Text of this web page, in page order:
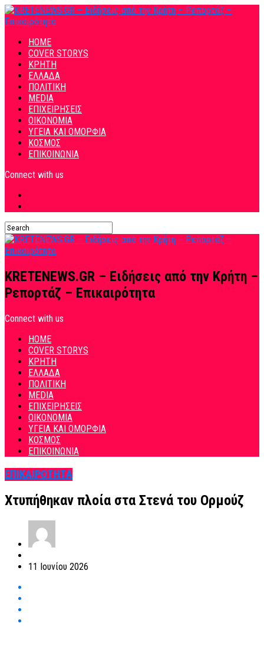
HOME
COVER STORYS
ΚΡΗΤΗ
ΕΛΛΑΔΑ
ΠΟΛΙΤΙΚΗ
MEDIA
ΕΠΙΧΕΙΡΗΣΕΙΣ
ΟΙΚΟΝΟΜΙΑ
ΥΓΕΙΑ ΚΑΙ ΟΜΟΡΦΙΑ
ΚΟΣΜΟΣ
ΕΠΙΚΟΙΝΩΝΙΑ
Connect with us
KRETENEWS.GR – Ειδήσεις από την Κρήτη –
Ρεπορτάζ – Επικαιρότητα
Connect with us
HOME
COVER STORYS
ΚΡΗΤΗ
ΕΛΛΑΔΑ
ΠΟΛΙΤΙΚΗ
MEDIA
ΕΠΙΧΕΙΡΗΣΕΙΣ
ΟΙΚΟΝΟΜΙΑ
ΥΓΕΙΑ ΚΑΙ ΟΜΟΡΦΙΑ
ΚΟΣΜΟΣ
ΕΠΙΚΟΙΝΩΝΙΑ
ΕΠΙΚΑΙΡΟΤΗΤΑ
Χτυπήθηκαν πλοία στα Στενά του Ορμούζ
11 Ιουνίου 2026